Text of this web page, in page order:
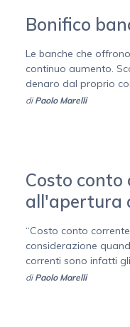
Bonifico
Le banche che
continuo aumento.
denaro dal proprio
di Paolo Marelli
Costo conto
all'apertura
“Costo conto
considerazione
correnti sono infatti
di Paolo Marelli